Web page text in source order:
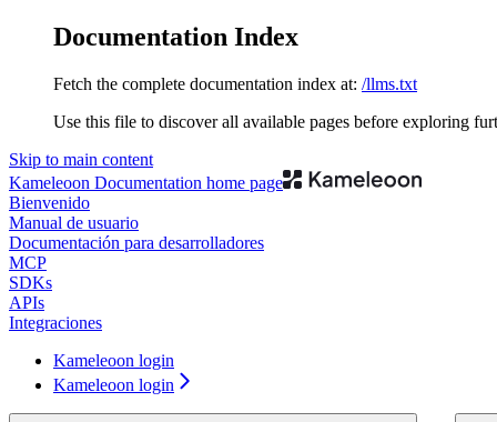
Documentation Index
Fetch the complete documentation index at: /llms.txt
Use this file to discover all available pages before exploring
Skip to main content
Kameleoon Documentation home page
Bienvenido
Manual de usuario
Documentación para desarrolladores
MCP
SDKs
APIs
Integraciones
Kameleoon login
Kameleoon login